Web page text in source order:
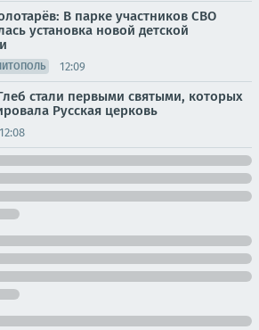
В парке участников СВО
установка новой детской
12:09
стали первыми святыми, которых
Русская церковь
12:08